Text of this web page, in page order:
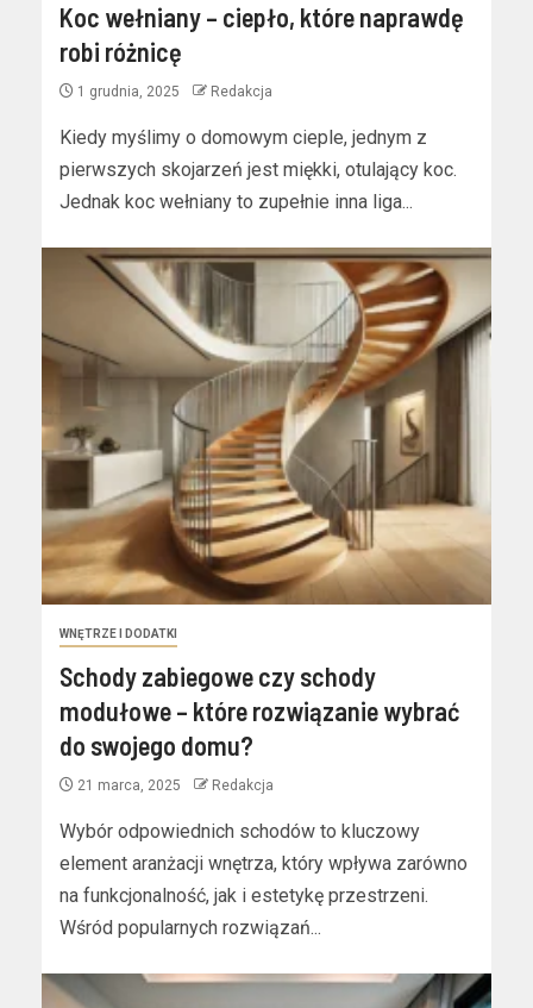
Koc wełniany – ciepło, które naprawdę
robi różnicę
1 grudnia, 2025 Redakcja
Kiedy myślimy o domowym cieple, jednym z
pierwszych skojarzeń jest miękki, otulający koc.
Jednak koc wełniany to zupełnie inna liga...
WNĘTRZE I DODATKI
Schody zabiegowe czy schody
modułowe – które rozwiązanie wybrać
do swojego domu?
21 marca, 2025 Redakcja
Wybór odpowiednich schodów to kluczowy
element aranżacji wnętrza, który wpływa zarówno
na funkcjonalność, jak i estetykę przestrzeni.
Wśród popularnych rozwiązań...